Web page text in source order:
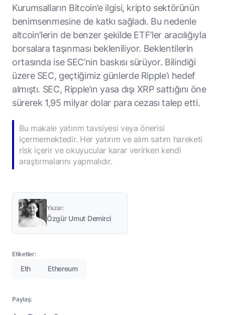
Paylaş:
Kurumsalların Bitcoin’e ilgisi, kripto sektörünün
benimsenmesine de katkı sağladı. Bu nedenle
altcoin’lerin de benzer şekilde ETF’ler aracılığıyla
borsalara taşınması bekleniliyor. Beklentilerin
ortasında ise SEC’nin baskısı sürüyor. Bilindiği
üzere SEC, geçtiğimiz günlerde Ripple’ı hedef
almıştı. SEC, Ripple’ın yasa dışı XRP sattığını öne
sürerek 1,95 milyar dolar para cezası talep etti.
Bu makale yatırım tavsiyesi veya önerisi
içermemektedir. Her yatırım ve alım satım hareketi
risk içerir ve okuyucular karar verirken kendi
araştırmalarını yapmalıdır.
Yazar:
Özgür Umut Demirci
Etiketler:
Eth Ethereum